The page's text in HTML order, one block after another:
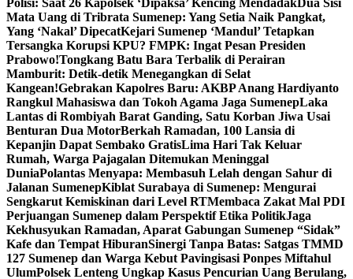
Polisi: Saat 26 Kapolsek ‘Dipaksa’ Kencing MendadakDua Sisi
Mata Uang di Tribrata Sumenep: Yang Setia Naik Pangkat,
Yang ‘Nakal’ DipecatKejari Sumenep ‘Mandul’ Tetapkan
Tersangka Korupsi KPU? FMPK: Ingat Pesan Presiden
Prabowo!Tongkang Batu Bara Terbalik di Perairan
Mamburit: Detik-detik Menegangkan di Selat
Kangean!Gebrakan Kapolres Baru: AKBP Anang Hardiyanto
Rangkul Mahasiswa dan Tokoh Agama Jaga SumenepLaka
Lantas di Rombiyah Barat Ganding, Satu Korban Jiwa Usai
Benturan Dua MotorBerkah Ramadan, 100 Lansia di
Kepanjin Dapat Sembako GratisLima Hari Tak Keluar
Rumah, Warga Pajagalan Ditemukan Meninggal
DuniaPolantas Menyapa: Membasuh Lelah dengan Sahur di
Jalanan SumenepKiblat Surabaya di Sumenep: Mengurai
Sengkarut Kemiskinan dari Level RTMembaca Zakat Mal PDI
Perjuangan Sumenep dalam Perspektif Etika PolitikJaga
Kekhusyukan Ramadan, Aparat Gabungan Sumenep “Sidak”
Kafe dan Tempat HiburanSinergi Tanpa Batas: Satgas TMMD
127 Sumenep dan Warga Kebut Pavingisasi Ponpes Miftahul
UlumPolsek Lenteng Ungkap Kasus Pencurian Uang Berulang,